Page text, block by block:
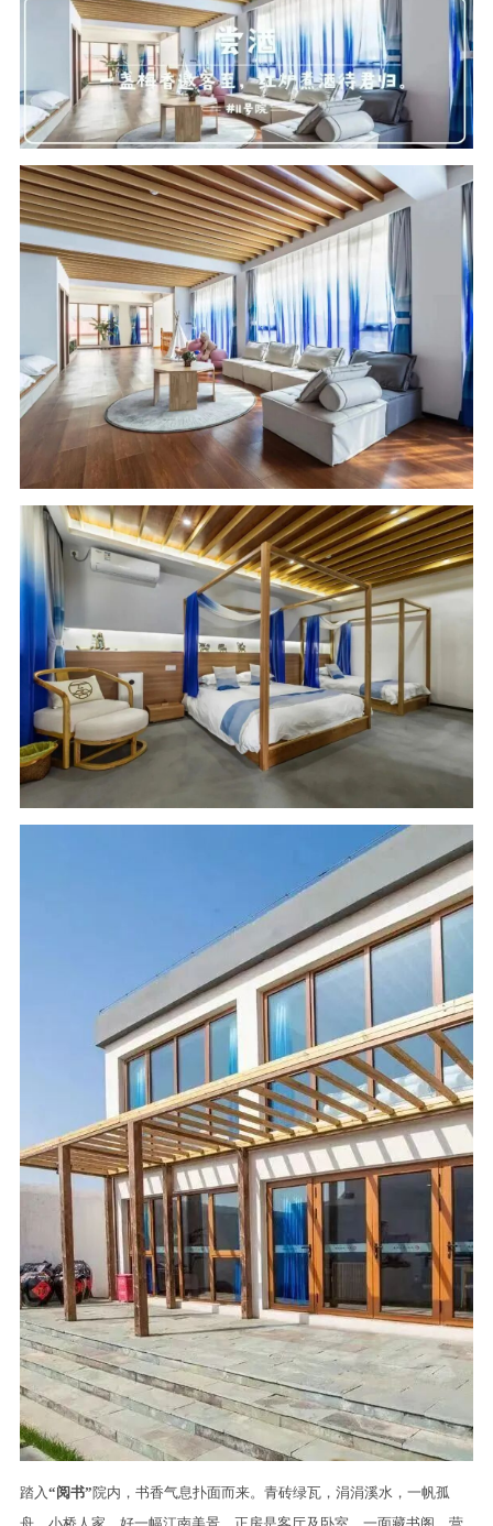
踏入 “阅书”院内，书香气息扑面而来。青砖绿瓦，涓涓溪水，一帆孤